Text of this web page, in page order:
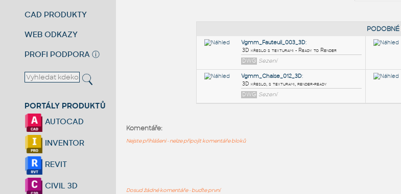
CAD PRODUKTY
WEB ODKAZY
PROFI PODPORA ⓘ
PORTÁLY PRODUKTŮ
AUTOCAD
INVENTOR
REVIT
CIVIL 3D
Komentáře:
Nejste přihlášeni - nelze připojit komentáře bloků
Dosud žádné komentáře - buďte první